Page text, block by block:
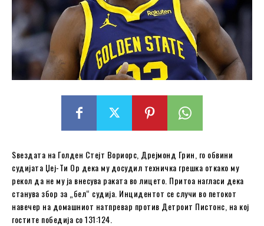
Ѕвездата на Голден Стејт Вориорс, Дрејмонд Грин, го обвини
судијата Џеј-Ти Ор дека му досудил техничка грешка откако му
рекол да не му ја внесува раката во лицето. Притоа нагласи дека
станува збор за „бел“ судија. Инцидентот се случи во петокот
навечер на домашниот натпревар против Детроит Пистонс, на кој
гостите победија со 131:124.